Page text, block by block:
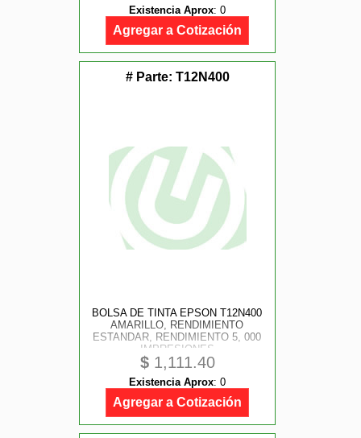
Existencia Aprox: 0
Agregar a Cotización
# Parte: T12N400
BOLSA DE TINTA EPSON T12N400
AMARILLO, RENDIMIENTO
ESTANDAR, RENDIMIENTO 5, 000
IMPRESIONES
$1,111.40
Existencia Aprox: 0
Agregar a Cotización